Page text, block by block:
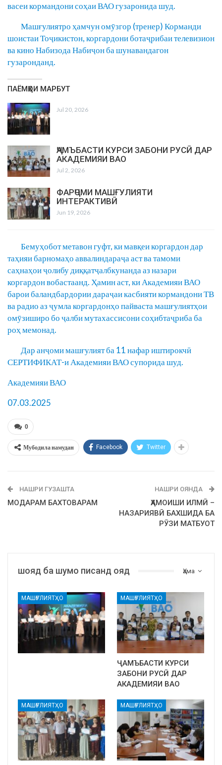
васеи кормандони соҳаи ВАО гузаронида шуд.
Машғулиятро ҳамчун омӯзгор (тренер) Корманди
шоистаи Тоҷикистон, коргардони ботаҷрибаи телевизион
ва кино Набизода Набиҷон ба шунавандагон
гузаронданд.
ПАЁМҲОИ МАРБУТ
Jul 20, 2026
ҶАМЪБАСТИ КУРСИ ЗАБОНИ РУСӢ ДАР
АКАДЕМИЯИ ВАО
Jul 2, 2026
ФАРҶОМИ МАШҒУЛИЯТИ
ИНТЕРАКТИВӢ
Jun 19, 2026
Бемуҳобот метавон гуфт, ки мавқеи коргардон дар
таҳияи барномаҳо аввалиндараҷа аст ва тамоми
саҳнаҳои ҷолибу диққатҷалбкунанда аз назари
коргардон вобастаанд. Ҳамин аст, ки Академияи ВАО
барои баландбардории дараҷаи касбияти кормандони ТВ
ва радио аз ҷумла коргардонҳо пайваста машғулиятҳои
омӯзиширо бо ҷалби мутахассисони соҳибтаҷриба ба
роҳ мемонад.
Дар анҷоми машғулият ба 11 нафар иштирокчӣ
СЕРТИФИКАТ-и Академияи ВАО супорида шуд.
Академияи ВАО
07.03.2025
0
Мубодила намудан Facebook Twitter
НАШРИ ГУЗАШТА
МОДАРАМ БАХТОВАРАМ
НАШРИ ОЯНДА
ҲАМОИШИ ИЛМӢ –
НАЗАРИЯВӢ БАХШИДА БА
РӮЗИ МАТБУОТ
Ҳама
шояд ба шумо писанд ояд
МАШҒУЛИЯТҲО МАШҒУЛИЯТҲО
ҶАМЪБАСТИ КУРСИ
ЗАБОНИ РУСӢ ДАР
АКАДЕМИЯИ ВАО
МАШҒУЛИЯТҲО МАШҒУЛИЯТҲО